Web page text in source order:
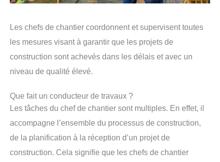
Les chefs de chantier coordonnent et supervisent toutes
les mesures visant à garantir que les projets de
construction sont achevés dans les délais et avec un
niveau de qualité élevé.
Que fait un conducteur de travaux ?
Les tâches du chef de chantier sont multiples. En effet, il
accompagne l’ensemble du processus de construction,
de la planification à la réception d’un projet de
construction. Cela signifie que les chefs de chantier